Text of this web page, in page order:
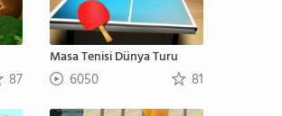
87
Masa Tenisi Dünya Turu
6050 81